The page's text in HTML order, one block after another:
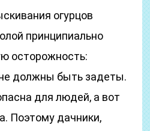
огурцов
принципиально
осторожность:
должны быть задеты.
для людей, а вот
Поэтому дачники,